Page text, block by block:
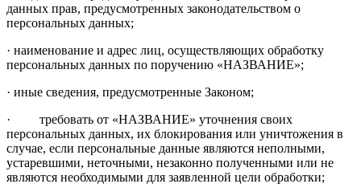
данных прав, предусмотренных законодательством о
персональных данных;
· наименование и адрес лиц, осуществляющих обработку
персональных данных по поручению «НАЗВАНИЕ»;
· иные сведения, предусмотренные Законом;
·
требовать от «НАЗВАНИЕ» уточнения своих
персональных данных, их блокирования или уничтожения в
случае, если персональные данные являются неполными,
устаревшими, неточными, незаконно полученными или не
являются необходимыми для заявленной цели обработки;